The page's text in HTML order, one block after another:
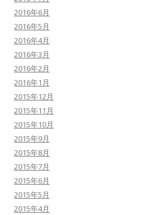
2016年6月
2016年5月
2016年4月
2016年3月
2016年2月
2016年1月
2015年12月
2015年11月
2015年10月
2015年9月
2015年8月
2015年7月
2015年6月
2015年5月
2015年4月